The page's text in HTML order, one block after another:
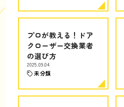
プロが教える！ドア
クローザー交換業者
の選び方
2025.09.04
未分類